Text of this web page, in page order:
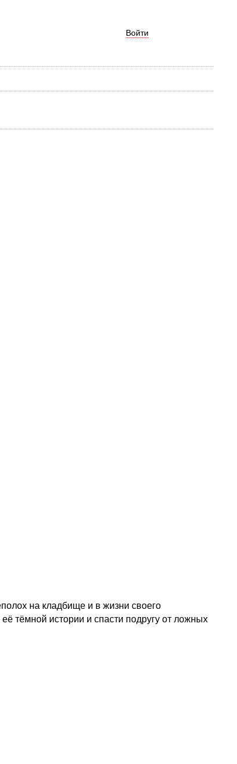
Войти
на кладбище и в жизни своего
тёмной истории и спасти подругу от ложных